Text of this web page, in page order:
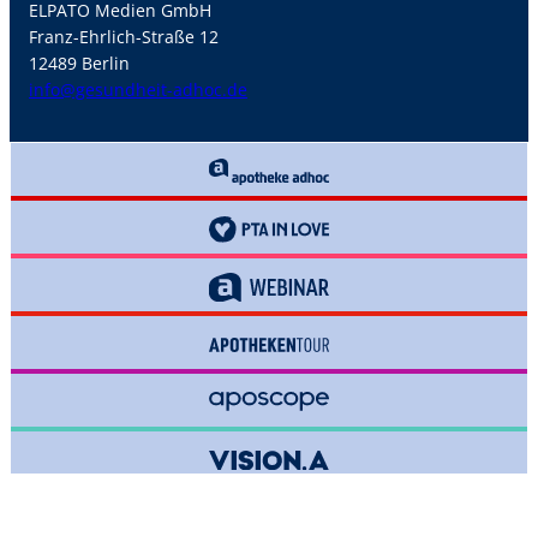
ELPATO Medien GmbH
Franz-Ehrlich-Straße 12
12489 Berlin
info@gesundheit-adhoc.de